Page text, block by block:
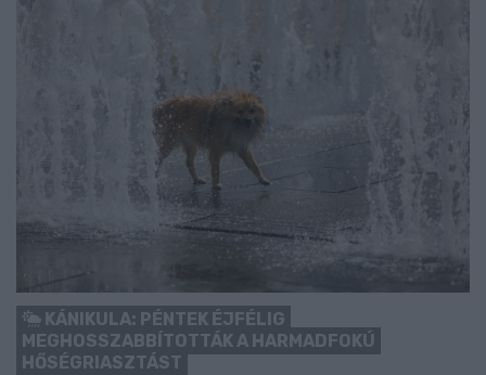
KÁNIKULA: PÉNTEK ÉJFÉLIG
MEGHOSSZABBÍTOTTÁK A HARMADFOKÚ
HŐSÉGRIASZTÁST